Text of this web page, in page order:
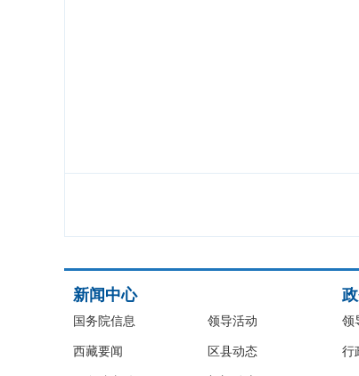
新闻中心
国务院信息
西藏要闻
领导活动
区县动态
领
行